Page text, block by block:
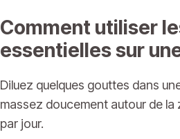
Comment utiliser
essentielles sur
Diluez quelques gouttes dans
massez doucement autour de
par jour.